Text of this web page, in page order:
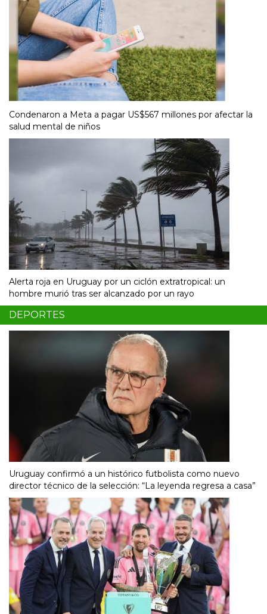
Condenaron a Meta a pagar US$567 millones por afectar la
salud mental de niños
Alerta roja en Uruguay por un ciclón extratropical: un
hombre murió tras ser alcanzado por un rayo
DEPORTES
Uruguay confirmó a un histórico futbolista como nuevo
director técnico de la selección: “La leyenda regresa a casa”